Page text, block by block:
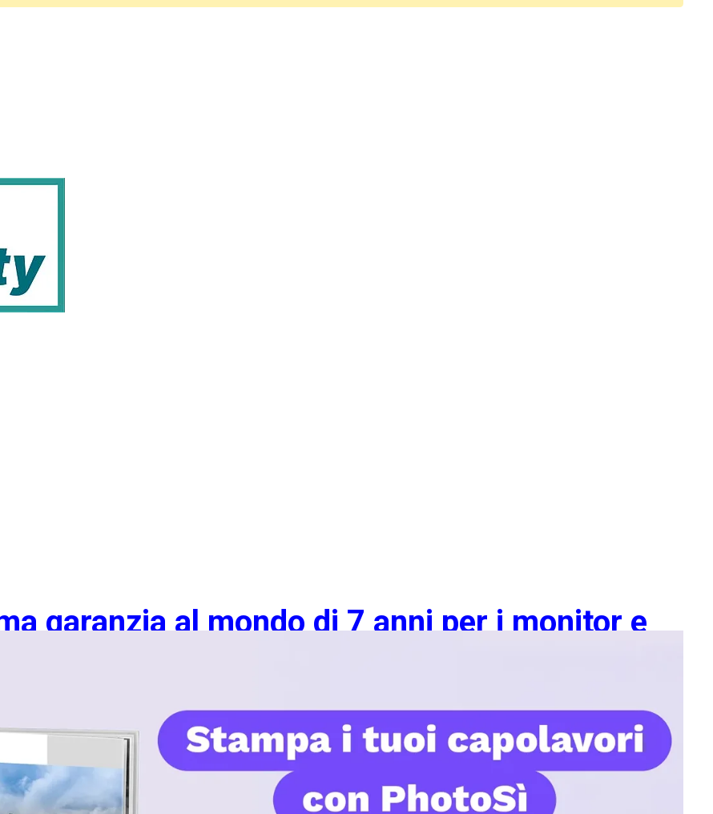
garanzia al mondo di 7 anni per i monitor e
sui monitor. Questa garanzia si applica a sei monitor aziendali della serie FlexScan EV e sottolinea la leadership di
nei settori dell’affidabilità dei prodotti, della sostenibilità e del valore a lungo termine.
nel giugno 2026.